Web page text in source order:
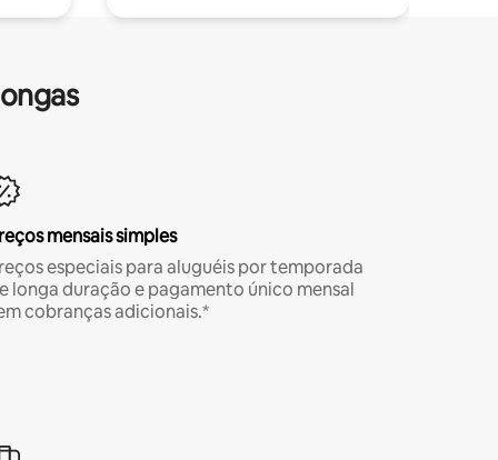
mensais simples
especiais para aluguéis por temporada
longa duração e pagamento único mensal
cobranças adicionais.*